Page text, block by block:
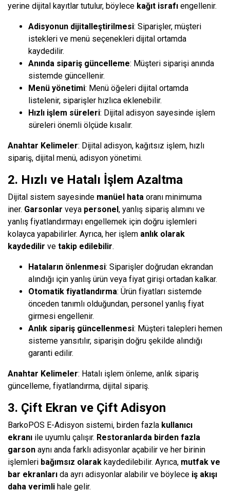
yerine dijital kayıtlar tutulur, böylece kağıt israfı engellenir.
Adisyonun dijitalleştirilmesi: Siparişler, müşteri
istekleri ve menü seçenekleri dijital ortamda
kaydedilir.
Anında sipariş güncelleme: Müşteri siparişi anında
sistemde güncellenir.
Menü yönetimi: Menü öğeleri dijital ortamda
listelenir, siparişler hızlıca eklenebilir.
Hızlı işlem süreleri: Dijital adisyon sayesinde işlem
süreleri önemli ölçüde kısalır.
Anahtar Kelimeler: Dijital adisyon, kağıtsız işlem, hızlı
sipariş, dijital menü, adisyon yönetimi.
2. Hızlı ve Hatalı İşlem Azaltma
Dijital sistem sayesinde manüel hata oranı minimuma
iner. Garsonlar veya personel, yanlış sipariş alımını ve
yanlış fiyatlandırmayı engellemek için doğru işlemleri
kolayca yapabilirler. Ayrıca, her işlem anlık olarak
kaydedilir ve takip edilebilir.
Hataların önlenmesi: Siparişler doğrudan ekrandan
alındığı için yanlış ürün veya fiyat girişi ortadan kalkar.
Otomatik fiyatlandırma: Ürün fiyatları sistemde
önceden tanımlı olduğundan, personel yanlış fiyat
girmesi engellenir.
Anlık sipariş güncellenmesi: Müşteri talepleri hemen
sisteme yansıtılır, siparişin doğru şekilde alındığı
garanti edilir.
Anahtar Kelimeler: Hatalı işlem önleme, anlık sipariş
güncelleme, fiyatlandırma, dijital sipariş.
3. Çift Ekran ve Çift Adisyon
BarkoPOS E-Adisyon sistemi, birden fazla kullanıcı
ekranı ile uyumlu çalışır. Restoranlarda birden fazla
garson aynı anda farklı adisyonlar açabilir ve her birinin
işlemleri bağımsız olarak kaydedilebilir. Ayrıca, mutfak ve
bar ekranları da ayrı adisyonlar alabilir ve böylece iş akışı
daha verimli hale gelir.